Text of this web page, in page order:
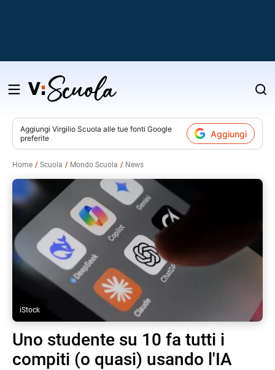
Salta
contenuto
Aggiungi Virgilio Scuola alle tue fonti Google
preferite
Aggiungi
Home Scuola Mondo Scuola News
iStock
Uno studente su 10 fa tutti i
compiti (o quasi) usando l'IA